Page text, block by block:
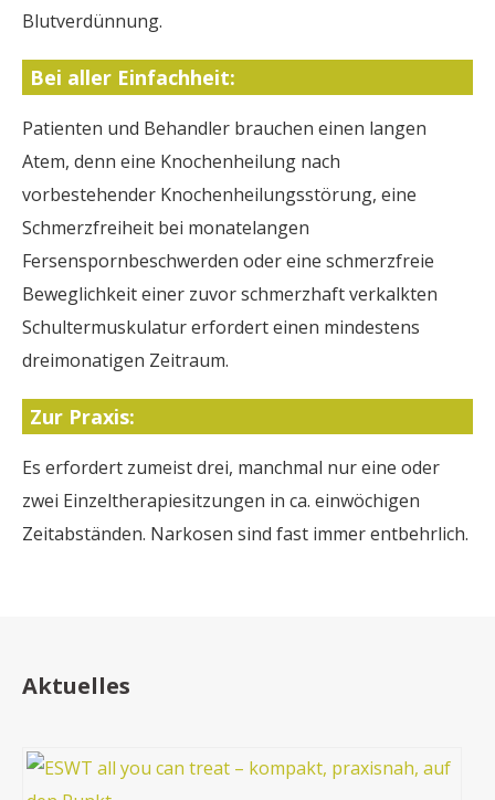
Blutverdünnung.
Bei aller Einfachheit:
Patienten und Behandler brauchen einen langen
Atem, denn eine Knochenheilung nach
vorbestehender Knochenheilungsstörung, eine
Schmerzfreiheit bei monatelangen
Fersenspornbeschwerden oder eine schmerzfreie
Beweglichkeit einer zuvor schmerzhaft verkalkten
Schultermuskulatur erfordert einen mindestens
dreimonatigen Zeitraum.
Zur Praxis:
Es erfordert zumeist drei, manchmal nur eine oder
zwei Einzeltherapiesitzungen in ca. einwöchigen
Zeitabständen. Narkosen sind fast immer entbehrlich.
Aktuelles